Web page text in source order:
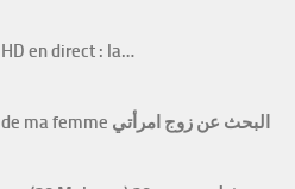
en direct : la…
A la recherche du mari de ma femme البحث عن زوج امرأتي